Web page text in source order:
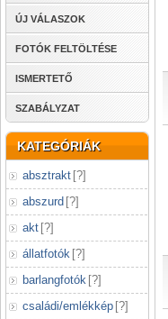
ÚJ VÁLASZOK
FOTÓK FELTÖLTÉSE
ISMERTETŐ
SZABÁLYZAT
KATEGÓRIÁK
absztrakt [?]
abszurd [?]
akt [?]
állatfotók [?]
barlangfotók [?]
családi/emlékkép [?]